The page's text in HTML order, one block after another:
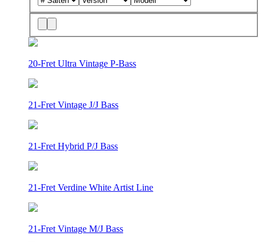
20-Fret Ultra Vintage P-Bass
21-Fret Vintage J/J Bass
21-Fret Hybrid P/J Bass
21-Fret Verdine White Artist Line
21-Fret Vintage M/J Bass